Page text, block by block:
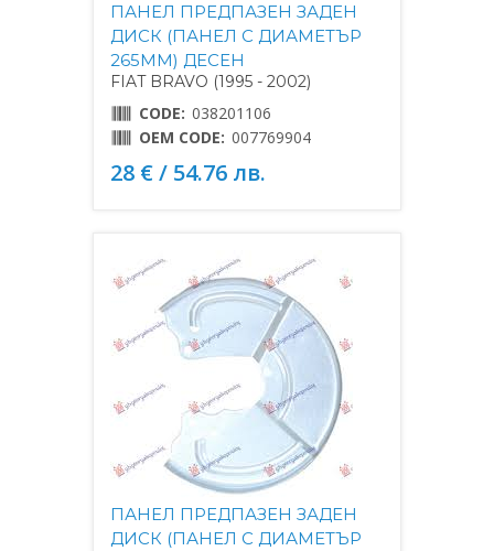
ПАНЕЛ ПРЕДПАЗЕН ЗАДЕН
ДИСК (ПАНЕЛ С ДИАМЕТЪР
265MM) ДЕСЕН
FIAT BRAVO (1995 - 2002)
CODE: 038201106
OEM CODE: 007769904
28 € / 54.76 лв.
ПАНЕЛ ПРЕДПАЗЕН ЗАДЕН
ДИСК (ПАНЕЛ С ДИАМЕТЪР